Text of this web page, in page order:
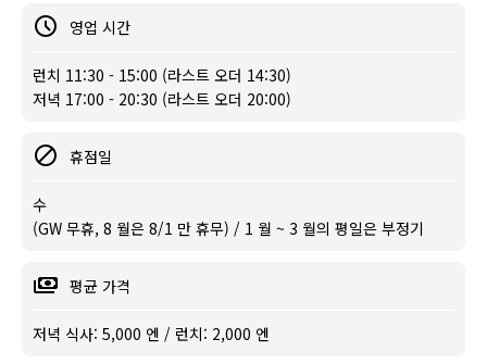
영업 시간
런치 11:30 - 15:00 (라스트 오더 14:30)
저녁 17:00 - 20:30 (라스트 오더 20:00)
휴점일
수
(GW 무휴, 8 월은 8/1 만 휴무) / 1 월 ~ 3 월의 평일은 부정기
평균 가격
저녁 식사: 5,000 엔 / 런치: 2,000 엔